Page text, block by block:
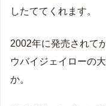
したててくれます。
2002年に発売されて
ウバイジェイローの
か。